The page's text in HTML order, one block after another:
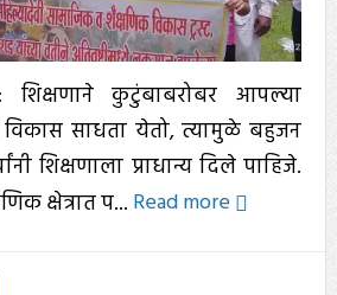
शिक्षणाने कुटुंबाबरोबर आपल्या
विकास साधता येतो, त्यामुळे बहुजन
शिक्षणाला प्राधान्य दिले पाहिजे.
क्षेत्रात प... Read more